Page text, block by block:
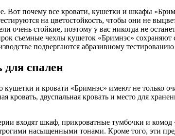
Вот почему все кровати, кушетки и шкафы
на цветостойкость, чтобы они не
очень стойкие, поэтому у вас никогда не
съемные чехлы кушеток «Бримнэс» сохраняют
подвергаются абразивному
для спален
кушетки и кровати «Бримнэс» имеют не
кровать, двуспальная кровать и место для
входят шкаф, прикроватные тумбочки и
насыщенными тонами. Кроме того, эти